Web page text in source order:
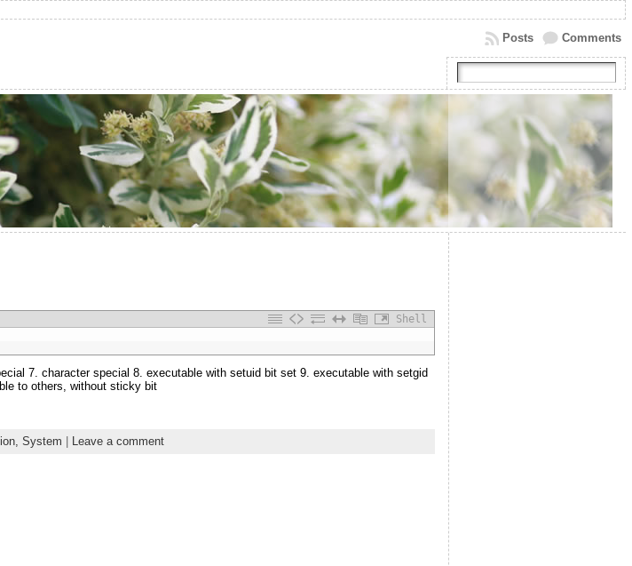
Comments
Posts
Shell
7. character special 8. executable with setuid bit set 9. executable with setgid
to others, without sticky bit
System Leave a comment